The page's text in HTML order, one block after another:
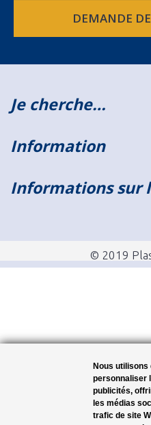
DEMANDE
Je cherche…
Information
Informations sur
© 2019
Nous
personnaliser
publicités,
les médias
trafic de site